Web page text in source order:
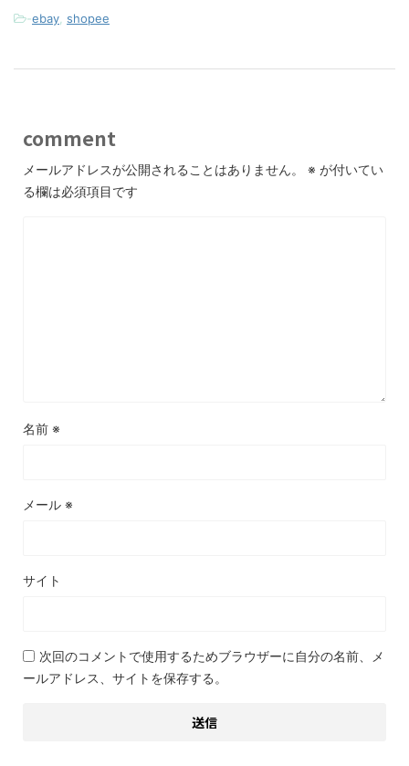
-ebay, shopee
comment
メールアドレスが公開されることはありません。 ※ が付いてい
る欄は必須項目です
名前 ※
メール ※
サイト
次回のコメントで使用するためブラウザーに自分の名前、メ
ールアドレス、サイトを保存する。